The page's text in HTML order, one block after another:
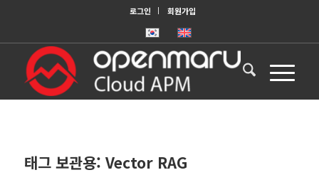
로그인 회원가입
태그 보관용: Vector RAG